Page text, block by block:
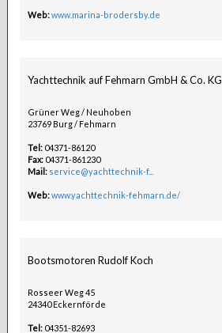
Web:www.marina-brodersby.de
Yachttechnik auf Fehmarn GmbH & Co. KG
Grüner Weg / Neuhoben
23769 Burg / Fehmarn
Tel:04371-86120
Fax:04371-861230
Mail: service@yachttechnik-f...
Web:www.yachttechnik-fehmarn.de/
Bootsmotoren Rudolf Koch
Rosseer Weg 45
24340 Eckernförde
Tel:04351-82693